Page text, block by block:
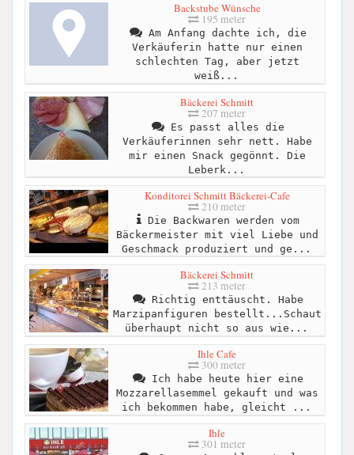
Backstube Wünsche
195 meter
Am Anfang dachte ich, die
Verkäuferin hatte nur einen
schlechten Tag, aber jetzt
weiß...
Bäckerei Schmitt
207 meter
Es passt alles die
Verkäuferinnen sehr nett. Habe
mir einen Snack gegönnt. Die
Leberk...
Konditorei Schmitt Bäckerei-Cafe
210 meter
Die Backwaren werden vom
Bäckermeister mit viel Liebe und
Geschmack produziert und ge...
Bäckerei Schmitt
213 meter
Richtig enttäuscht. Habe
Marzipanfiguren bestellt...Schaut
überhaupt nicht so aus wie...
Ihle Cafe
300 meter
Ich habe heute hier eine
Mozzarellasemmel gekauft und was
ich bekommen habe, gleicht ...
Ihle
301 meter